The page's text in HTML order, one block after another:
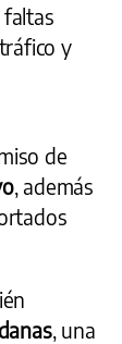
faltas
y
de
, además
, una